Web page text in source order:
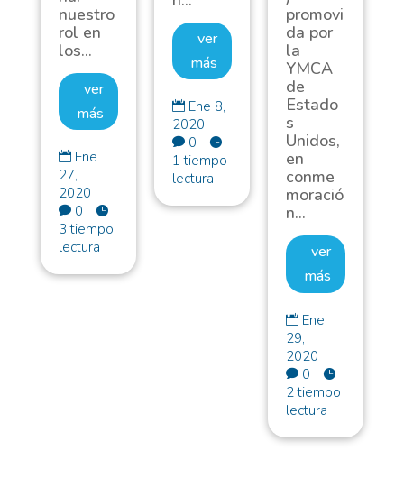
ver
más
 Ene 8,
2020
 0 
1 tiempo
lectura
nuestro
rol en
los...
ver
más
 Ene
27,
2020
 0 
3 tiempo
lectura
promovi
da por
la
YMCA
de
Estado
s
Unidos,
en
conme
moració
n...
ver
más
 Ene
29,
2020
 0 
2 tiempo
lectura